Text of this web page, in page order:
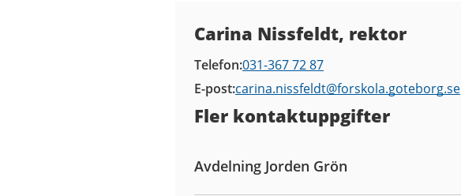
Carina Nissfeldt, rektor
Telefon 031-367 72 87
E-post carina.nissfeldt@forskola.goteborg.se
Fler kontaktuppgifter
Avdelning Jorden Grön